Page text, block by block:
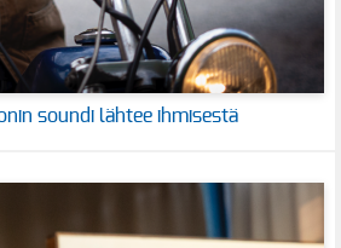
soundi lähtee ihmisestä